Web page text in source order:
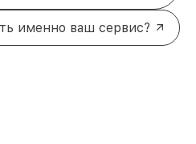
именно ваш сервис?